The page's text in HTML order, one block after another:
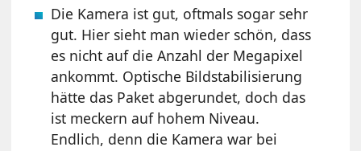
Die Kamera ist gut, oftmals sogar sehr
gut. Hier sieht man wieder schön, dass
es nicht auf die Anzahl der Megapixel
ankommt. Optische Bildstabilisierung
hätte das Paket abgerundet, doch das
ist meckern auf hohem Niveau.
Endlich, denn die Kamera war bei